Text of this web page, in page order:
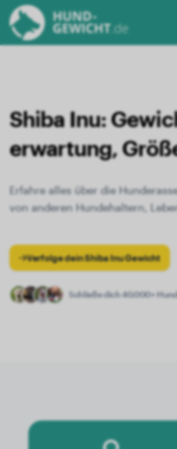
Shiba Inu:
erwartung,
Erfahre alles über die
von anderen Hundehaltern,
Verfolge dein Shiba Inu Gewicht
Schließe dich 40.000+